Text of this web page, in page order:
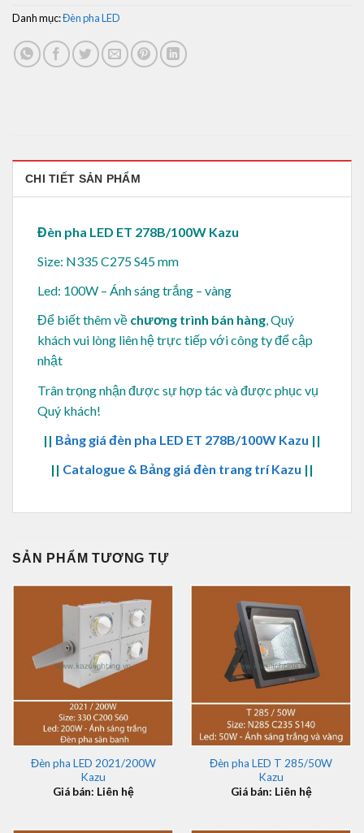
Danh mục:Đèn pha LED
CHI TIẾT SẢN PHẨM
Đèn pha LED ET 278B/100W Kazu
Size: N335 C275 S45 mm
Led: 100W – Ánh sáng trắng – vàng
Để biết thêm về chương trình bán hàng, Quý
khách vui lòng liên hệ trực tiếp với công ty để cập
nhật
Trân trọng nhận được sự hợp tác và được phục vụ
Quý khách!
|| Bảng giá đèn pha LED ET 278B/100W Kazu ||
|| Catalogue & Bảng giá đèn trang trí Kazu ||
SẢN PHẨM TƯƠNG TỰ
Đèn pha LED 2021/200W
Kazu
Giá bán: Liên hệ
Đèn pha LED T 285/50W
Kazu
Giá bán: Liên hệ